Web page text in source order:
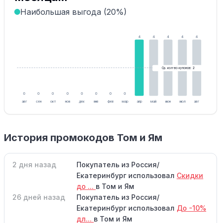
Наибольшая выгода (20%)
0
авг
0
сен
0
окт
0
ноя
0
дек
0
янв
0
фев
0
мар
4
апр
4
май
4
июн
4
июл
4
авг
Ср. кол-во купонов: 2
История промокодов Том и Ям
2 дня назад
Покупатель из Россия/
Екатеринбург использовал Скидки
до ... в Том и Ям
26 дней назад
Покупатель из Россия/
Екатеринбург использовал До -10%
дл... в Том и Ям